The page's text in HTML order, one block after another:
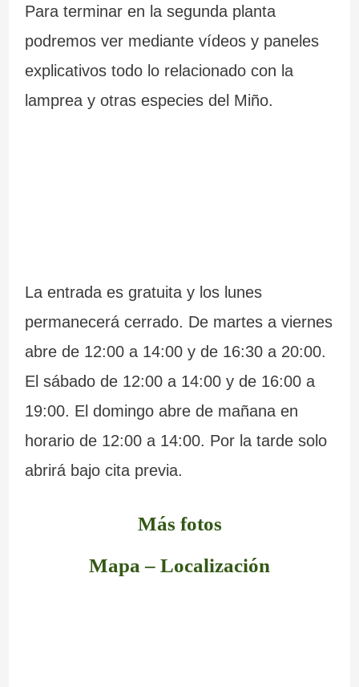
Para terminar en la segunda planta
podremos ver mediante vídeos y paneles
explicativos todo lo relacionado con la
lamprea y otras especies del Miño.
La entrada es gratuita y los lunes
permanecerá cerrado. De martes a viernes
abre de 12:00 a 14:00 y de 16:30 a 20:00.
El sábado de 12:00 a 14:00 y de 16:00 a
19:00. El domingo abre de mañana en
horario de 12:00 a 14:00. Por la tarde solo
abrirá bajo cita previa.
Más fotos
Mapa – Localización